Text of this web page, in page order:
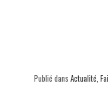
Publié dans Actualité,